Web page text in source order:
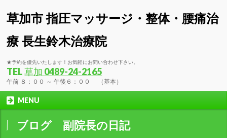
草加市 指圧マッサージ・整体・腰痛治
療 長生鈴木治療院
★予約を優先いたします！お気軽にお問い合わせ下さい。
TEL草加 0489-24-2165
午前 ８：００ ～ 午後６：００ （基本）
MENU
ブログ 副院長の日記